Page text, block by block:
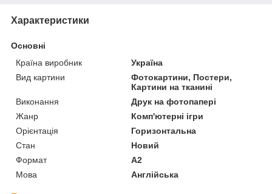
Характеристики
Основні
Країна виробник
Україна
Вид картини
Фотокартини, Постери,
Картини на тканині
Виконання
Друк на фотопапері
Жанр
Комп'ютерні ігри
Орієнтація
Горизонтальна
Стан
Новий
Формат
A2
Мова
Англійська